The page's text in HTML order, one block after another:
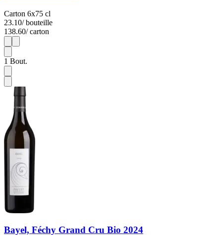
Carton 6x75 cl
23.10/ bouteille
138.60/ carton
1
1 Bout.
Bayel, Féchy Grand Cru Bio 2024